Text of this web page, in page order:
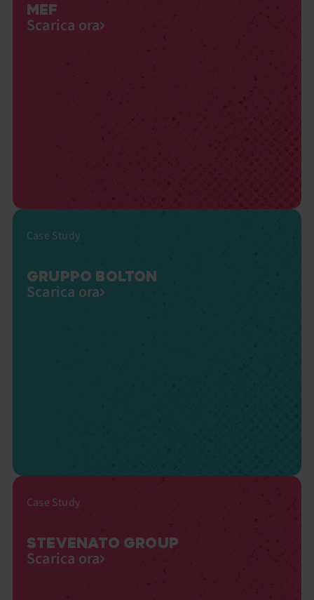
MEF
Scarica ora
Case Study
GRUPPO BOLTON
Scarica ora
Case Study
STEVENATO GROUP
Scarica ora